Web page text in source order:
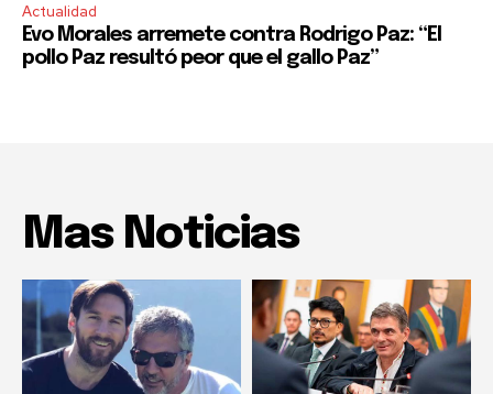
Actualidad
Evo Morales arremete contra Rodrigo Paz: “El
pollo Paz resultó peor que el gallo Paz”
Mas Noticias